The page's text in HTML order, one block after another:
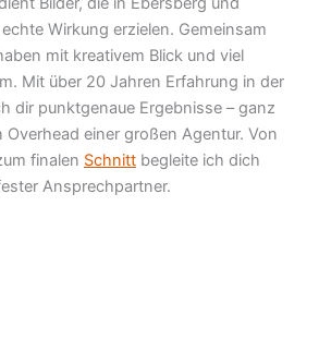
Wirkung erzielen. Gemeinsam
mit kreativem Blick und viel
Mit über 20 Jahren Erfahrung in der
dir punktgenaue Ergebnisse – ganz
einer großen Agentur. Von
finalen Schnitt begleite ich dich
Ansprechpartner.